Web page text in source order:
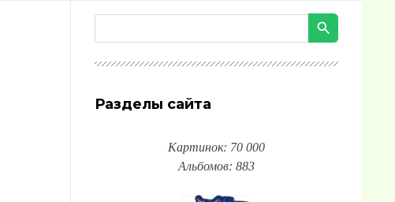
Разделы сайта
Картинок: 70 000
Альбомов: 883